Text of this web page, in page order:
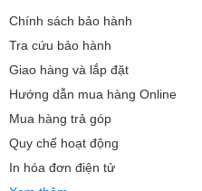
Chính sách bảo hành
Tra cứu bảo hành
Giao hàng và lắp đặt
Hướng dẫn mua hàng Online
Mua hàng trả góp
Quy chế hoạt động
In hóa đơn điện tử